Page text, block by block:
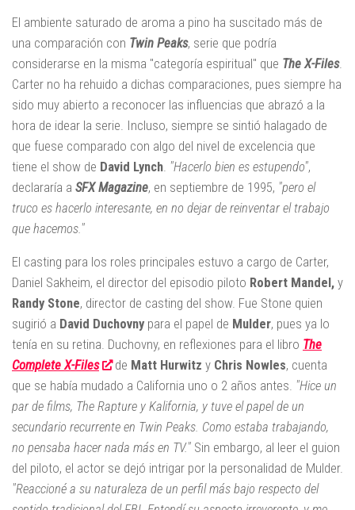
El ambiente saturado de aroma a pino ha suscitado más de
una comparación con Twin Peaks, serie que podría
considerarse en la misma "categoría espiritual" que The X-Files.
Carter no ha rehuido a dichas comparaciones, pues siempre ha
sido muy abierto a reconocer las influencias que abrazó a la
hora de idear la serie. Incluso, siempre se sintió halagado de
que fuese comparado con algo del nivel de excelencia que
tiene el show de David Lynch "Hacerlo bien es estupendo",
declararía a SFX Magazine, en septiembre de 1995, "pero el
truco es hacerlo interesante, en no dejar de reinventar el trabajo
que hacemos."
El casting para los roles principales estuvo a cargo de Carter,
Daniel Sakheim, el director del episodio piloto Robert Mandel, y
Randy Stone, director de casting del show. Fue Stone quien
sugirió a David Duchovny para el papel de Mulder, pues ya lo
tenía en su retina. Duchovny, en reflexiones para el libro The
Complete X-Files
de Matt Hurwitz y Chris Nowles, cuenta
que se había mudado a California uno o 2 años antes. "Hice un
par de films, The Rapture y Kalifornia, y tuve el papel de un
secundario recurrente en Twin Peaks. Como estaba trabajando,
no pensaba hacer nada más en TV." Sin embargo, al leer el guion
del piloto, el actor se dejó intrigar por la personalidad de Mulder.
"Reaccioné a su naturaleza de un perfil más bajo respecto del